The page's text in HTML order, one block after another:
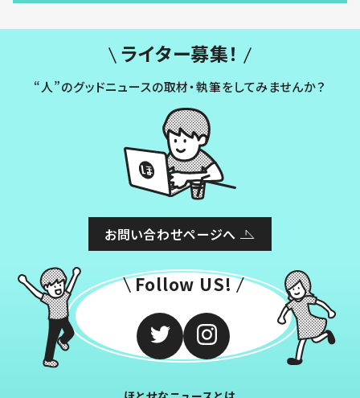
ライター募集！
“人”のグッドニュースの取材・執筆をしてみませんか？
お問い合わせページへ
Follow US!